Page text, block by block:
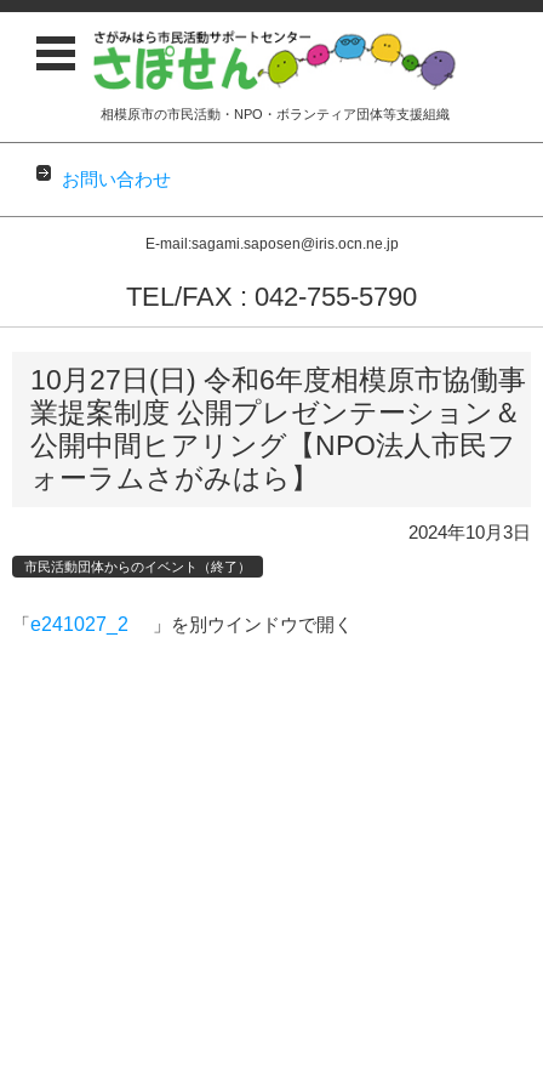
相模原市の市民活動・NPO・ボランティア団体等支援組織
お問い合わせ
E-mail:sagami.saposen@iris.ocn.ne.jp
TEL/FAX : 042-755-5790
コンテンツに移動
10月27日(日) 令和6年度相模原市協働事
業提案制度 公開プレゼンテーション＆
公開中間ヒアリング【NPO法人市民フ
ォーラムさがみはら】
2024年10月3日
市民活動団体からのイベント（終了）
「e241027_2 」を別ウインドウで開く